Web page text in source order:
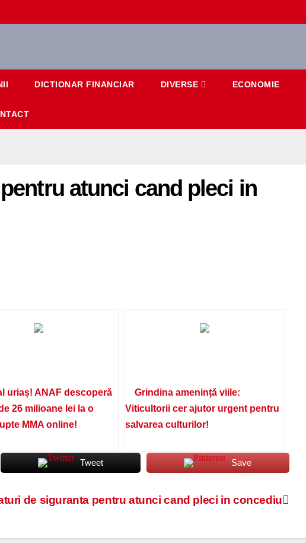
DICTIONAR FINANCIAR DIVERSE ECONOMIE
atunci cand pleci in
uriaș! ANAF descoperă
26 milioane lei la o
MMA online!
Grindina amenință viile:
Viticultorii cer ajutor urgent pentru
salvarea culturilor!
Tweet Save
de siguranta pentru atunci cand pleci in concediu